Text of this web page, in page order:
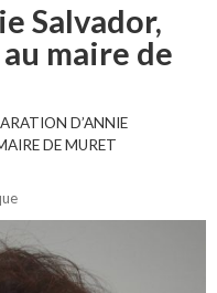
Salvador,
maire de
D’ANNIE
DE MURET